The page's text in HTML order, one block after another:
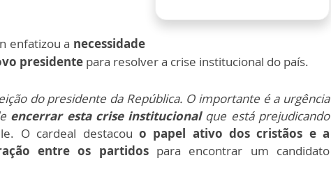
enfatizou a necessidade
presidente para resolver a crise institucional do país.
do presidente da República. O importante é a urgência
encerrar esta crise institucional que está prejudicando
O cardeal destacou o papel ativo dos cristãos e a
entre os partidospara encontrar um candidato